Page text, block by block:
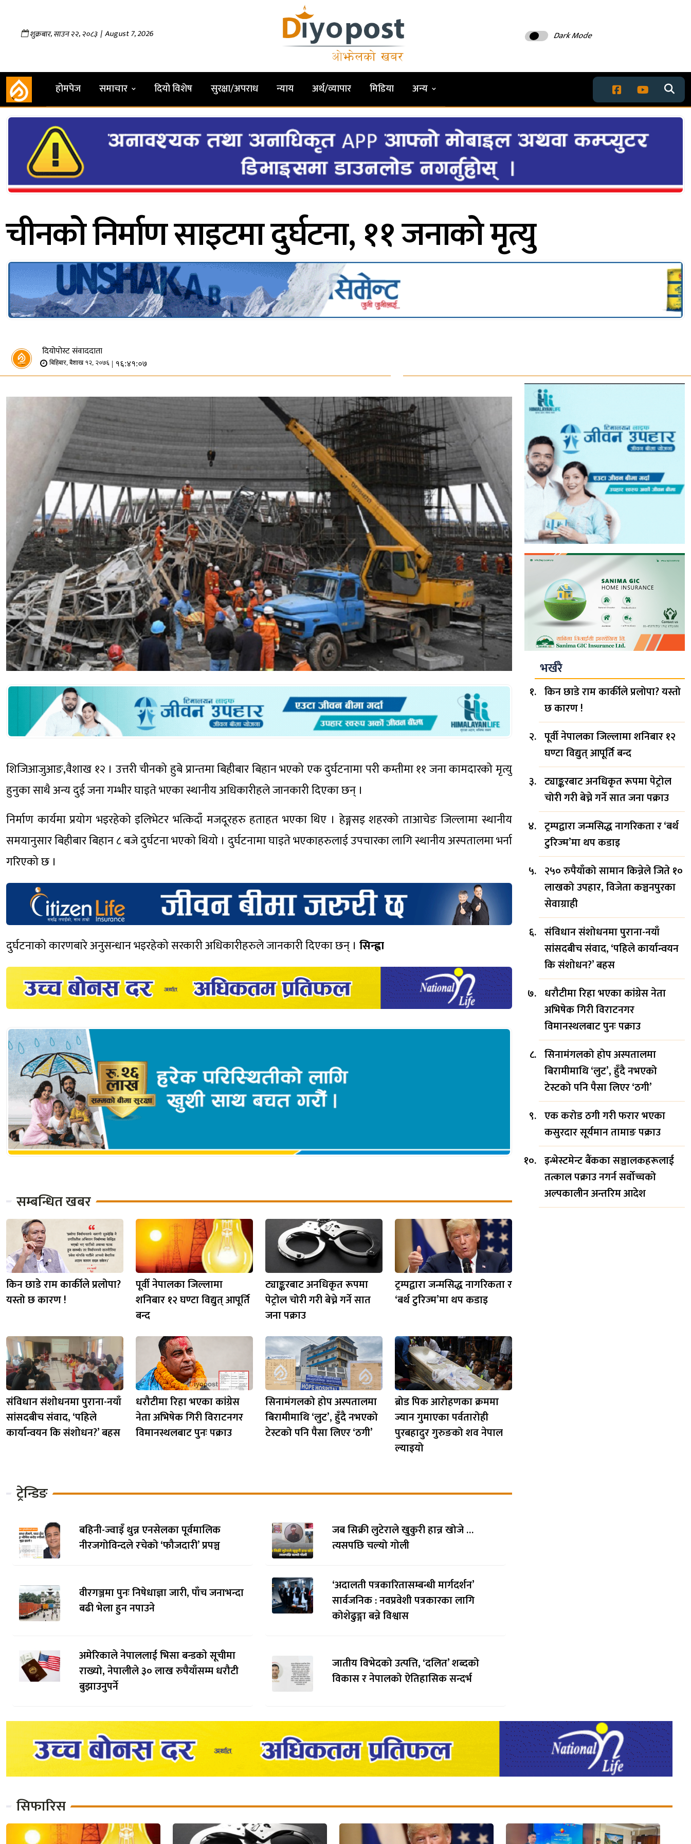
शुक्रबार,साउन२२,२०८३| August 7, 2026 Dark Mode
होमपेज समाचार दियो विशेष सुरक्षा/अपराध न्याय अर्थ/व्यापार मिडिया अन्य
चीनको निर्माण साइटमा दुर्घटना, ११ जनाको मृत्यु
दियोपोस्ट संवाददाता
बिहिबार, बैशाख १२, २०७६ | १६:४१:०७
शिजिआजुआङ,वैशाख १२ । उत्तरी चीनको हुबे प्रान्तमा बिहीबार बिहान भएको एक दुर्घटनामा परी कम्तीमा ११ जना कामदारको मृत्यु
हुनुका साथै अन्य दुई जना गम्भीर घाइते भएका स्थानीय अधिकारीहले जानकारी दिएका छन् ।
निर्माण कार्यमा प्रयोग भइरहेको इलिभेटर भत्किदाँ मजदूरहरु हताहत भएका थिए । हेङ्गसइ शहरको ताआचेङ जिल्लामा स्थानीय
समयानुसार बिहीबार बिहान ८ बजे दुर्घटना भएको थियो । दुर्घटनामा घाइते भएकाहरुलाई उपचारका लागि स्थानीय अस्पतालमा भर्ना
गरिएको छ ।
दुर्घटनाको कारणबारे अनुसन्धान भइरहेको सरकारी अधिकारीहरुले जानकारी दिएका छन् । सिन्ह्वा
सम्बन्धित खबर
किन छाडे राम कार्कीले प्रलोपा?
यस्तो छ कारण !
पूर्वी नेपालका जिल्लामा
शनिबार १२ घण्टा विद्युत् आपूर्ति
बन्द
ट्याङ्करबाट अनधिकृत रूपमा
पेट्रोल चोरी गरी बेच्ने गर्ने सात
जना पक्राउ
ट्रम्पद्वारा जन्मसिद्ध नागरिकता र
‘बर्थ टुरिज्म’मा थप कडाइ
संविधान संशोधनमा पुराना-नयाँ
सांसदबीच संवाद, ‘पहिले
कार्यान्वयन कि संशोधन?’ बहस
धरौटीमा रिहा भएका कांग्रेस
नेता अभिषेक गिरी विराटनगर
विमानस्थलबाट पुनः पक्राउ
सिनामंगलको होप अस्पतालमा
बिरामीमाथि ‘लुट’, हुँदै नभएको
टेस्टको पनि पैसा लिएर ‘ठगी’
ब्रोड पिक आरोहणका क्रममा
ज्यान गुमाएका पर्वतारोही
पुरबहादुर गुरुङको शव नेपाल
ल्याइयो
ट्रेन्डिङ
बहिनी-ज्वाइँ थुन्न एनसेलका पूर्वमालिक
नीरजगोविन्दले रचेको ‘फौजदारी’ प्रपञ्च
जब सिक्री लुटेराले खुकुरी हान्न खोजे …
त्यसपछि चल्यो गोली
वीरगञ्जमा पुनः निषेधाज्ञा जारी, पाँच जनाभन्दा
बढी भेला हुन नपाउने
‘अदालती पत्रकारितासम्बन्धी मार्गदर्शन’
सार्वजनिक : नवप्रवेशी पत्रकारका लागि
कोशेढुङ्गा बन्ने विश्वास
अमेरिकाले नेपाललाई भिसा बन्डकाे सूचीमा
राख्यो, नेपालीले ३० लाख रुपैयाँसम्म धरौटी
बुझाउनुपर्ने
जातीय विभेदको उत्पत्ति, ‘दलित’ शब्दको
विकास र नेपालको ऐतिहासिक सन्दर्भ
भर्खरै
किन छाडे राम कार्कीले प्रलोपा? यस्तो
छ कारण !
पूर्वी नेपालका जिल्लामा शनिबार १२
घण्टा विद्युत् आपूर्ति बन्द
ट्याङ्करबाट अनधिकृत रूपमा पेट्रोल
चोरी गरी बेच्ने गर्ने सात जना पक्राउ
ट्रम्पद्वारा जन्मसिद्ध नागरिकता र ‘बर्थ
टुरिज्म’मा थप कडाइ
२५० रुपैयाँको सामान किन्नेले जिते १०
लाखको उपहार, विजेता कञ्चनपुरका
सेवाग्राही
संविधान संशोधनमा पुराना-नयाँ
सांसदबीच संवाद, ‘पहिले कार्यान्वयन
कि संशोधन?’ बहस
धरौटीमा रिहा भएका कांग्रेस नेता
अभिषेक गिरी विराटनगर
विमानस्थलबाट पुनः पक्राउ
सिनामंगलको होप अस्पतालमा
बिरामीमाथि ‘लुट’, हुँदै नभएको
टेस्टको पनि पैसा लिएर ‘ठगी’
एक करोड ठगी गरी फरार भएका
कसुरदार सूर्यमान तामाङ पक्राउ
इन्भेस्टमेन्ट बैंकका सञ्चालकहरूलाई
तत्काल पक्राउ नगर्न सर्वोच्चको
अल्पकालीन अन्तरिम आदेश
सिफारिस